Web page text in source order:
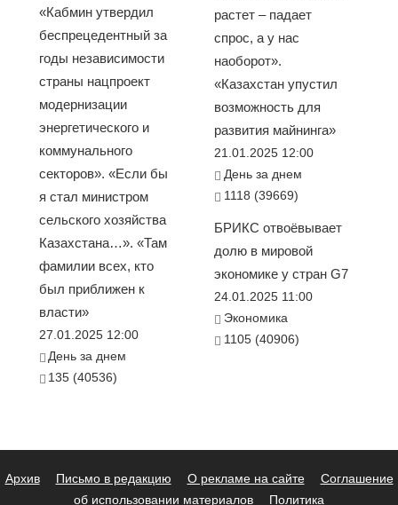
«Кабмин утвердил
беспрецедентный за
годы независимости
страны нацпроект
модернизации
энергетического и
коммунального
секторов». «Если бы
я стал министром
сельского хозяйства
Казахстана…». «Там
фамилии всех, кто
был приближен к
власти»
27.01.2025 12:00
День за днем
135 (40536)
растет – падает
спрос, а у нас
наоборот».
«Казахстан упустил
возможность для
развития майнинга»
21.01.2025 12:00
День за днем
1118 (39669)
БРИКС отвоёвывает
долю в мировой
экономике у стран G7
24.01.2025 11:00
Экономика
1105 (40906)
Архив Письмо в редакцию О рекламе на сайте
Соглашение
об использовании материалов
Политика